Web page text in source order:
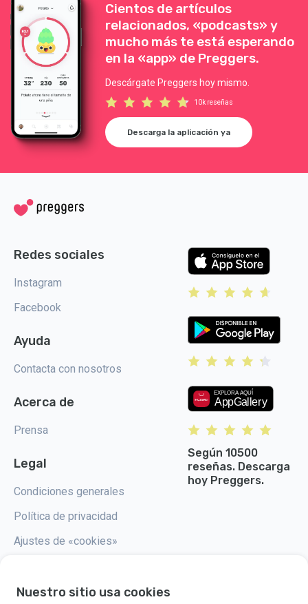
Cientos de artículos
relacionados, «podcasts» y
mucho más te está esperando
en la «app» de Preggers.
Descárgate Preggers hoy mismo.
10k reseñas
Descarga la aplicación ya
Redes sociales
Instagram
Facebook
Ayuda
Contacta con nosotros
Acerca de
Prensa
Legal
Condiciones generales
Política de privacidad
Ajustes de «cookies»
Según 10500
reseñas. Descarga
hoy Preggers.
Nuestro sitio usa cookies